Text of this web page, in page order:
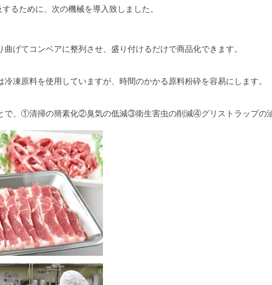
るために、次の機械を導入致しました。
曲げてコンベアに整列させ、盛り付けるだけで商品化できます。
冷凍原料を使用していますが、時間のかかる原料粉砕を容易にします。
で、①清掃の簡素化②臭気の低減③衛生害虫の削減④グリストラップの